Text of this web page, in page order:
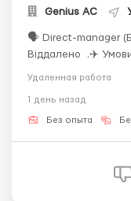
Genius AС
🗣 Direct-manager (БЕЗ
Віддалено .✈️ Умови: • Готові акаунти та моделі з
активною базою
спеціальні
та команди •
Удаленная работа
1 день назад
Без опыта